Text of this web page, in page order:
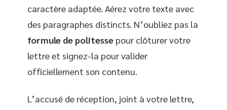
caractère adaptée. Aérez votre texte avec
des paragraphes distincts. N’oubliez pas la
formule de politesse pour clôturer votre
lettre et signez-la pour valider
officiellement son contenu.
L’accusé de réception, joint à votre lettre,